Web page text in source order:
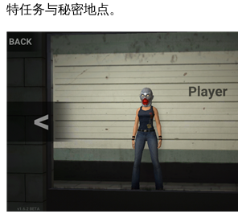
特任务与秘密地点。